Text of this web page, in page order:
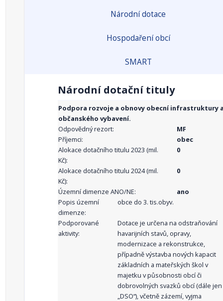
Národní dotace
Hospodaření obcí
SMART
Národní dotační tituly
Podpora rozvoje a obnovy obecní infrastruktury
občanského vybavení.
Odpovědný rezort:
MF
Příjemci:
obec
Alokace dotačního titulu 2023 (mil.
Kč):
0
Alokace dotačního titulu 2024 (mil.
Kč):
0
Územní dimenze ANO/NE:
ano
Popis územní
dimenze:
obce do 3. tis.obyv.
Podporované
aktivity:
Dotace je určena na odstraňování
havarijních stavů, opravy,
modernizace a rekonstrukce,
případně výstavba nových kapacit
základních a mateřských škol v
majetku v působnosti obcí či
dobrovolných svazků obcí (dále jen
„DSO“), včetně zázemí, vyjma